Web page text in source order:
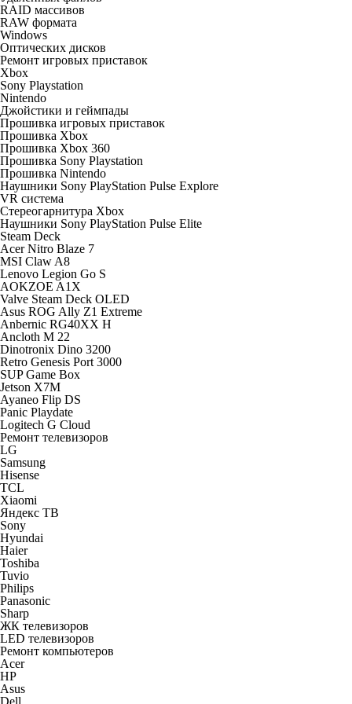
RAID массивов
RAW формата
Windows
Оптических дисков
Ремонт игровых приставок
Xbox
Sony Playstation
Nintendo
Джойстики и геймпады
Прошивка игровых приставок
Прошивка Xbox
Прошивка Xbox 360
Прошивка Sony Playstation
Прошивка Nintendo
Наушники Sony PlayStation Pulse Explore
VR система
Стереогарнитура Xbox
Наушники Sony PlayStation Pulse Elite
Steam Deck
Acer Nitro Blaze 7
MSI Claw A8
Lenovo Legion Go S
AOKZOE A1X
Valve Steam Deck OLED
Asus ROG Ally Z1 Extreme
Anbernic RG40XX H
Ancloth М 22
Dinotronix Dino 3200
Retro Genesis Port 3000
SUP Game Box
Jetson X7M
Ayaneo Flip DS
Panic Playdate
Logitech G Cloud
Ремонт телевизоров
LG
Samsung
Hisense
TCL
Xiaomi
Яндекс ТВ
Sony
Hyundai
Haier
Toshiba
Tuvio
Philips
Panasonic
Sharp
ЖК телевизоров
LED телевизоров
Ремонт компьютеров
Acer
HP
Asus
Dell